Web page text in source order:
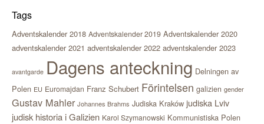
Tags
Adventskalender 2018 Adventskalender 2019 Adventskalender 2020
adventskalender 2021 adventskalender 2022 adventskalender 2023
avantgarde Dagens anteckning Delningen av
Polen EU Euromajdan Franz Schubert Förintelsen galizien gender
Gustav Mahler Johannes Brahms Judiska Kraków judiska Lviv
judisk historia i Galizien Karol Szymanowski Kommunistiska Polen